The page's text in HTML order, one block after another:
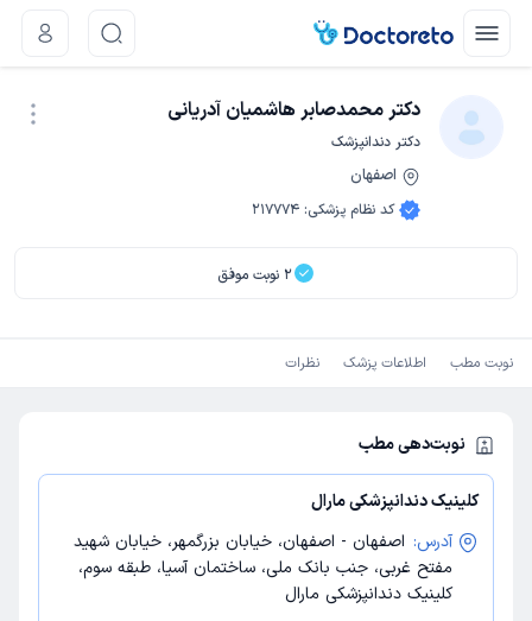
دکتر محمدصابر هاشمیان آدریانی
دکتر دندانپزشک
اصفهان
کد نظام پزشکی:
217774
2 نوبت موفق
نوبت مطب اطلاعات پزشک نظرات
نوبت‌دهی مطب
کلینیک دندانپزشکی مارال
آدرس: اصفهان - اصفهان، خیابان بزرگمهر، خیابان شهید
مفتح غربی، جنب بانک ملی، ساختمان آسیا، طبقه سوم،
کلینیک دندانپزشکی مارال